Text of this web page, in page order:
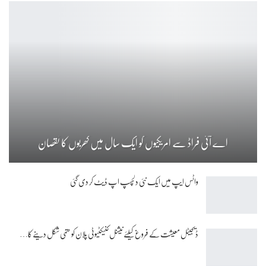
اے آئی فراڈ سے امریکیوں کو ایک سال میں کھربوں کا نقصان
واٹس ایپ میں ایک نئی دلچسپ اپ ڈیٹ کر دی گئی
ڈیجیٹل معیشت کے فروغ کیلئے نیشنل کنیکٹیوٹی پلان کو حتمی شکل دینے کا…